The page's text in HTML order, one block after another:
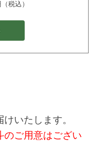
税込）
いたします。
のご用意はござい